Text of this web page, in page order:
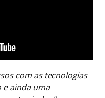
com as tecnologias
e ainda uma